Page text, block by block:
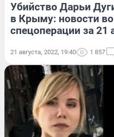
Убийство Дарьи
в Крыму: новости
спецоперации за 21
21 августа, 2022, 19:40 1 857